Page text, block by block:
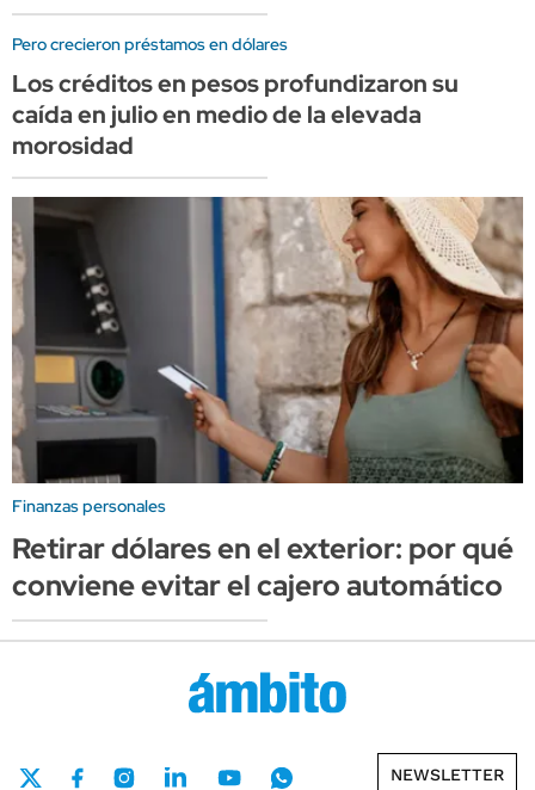
Pero crecieron préstamos en dólares
Los créditos en pesos profundizaron su
caída en julio en medio de la elevada
morosidad
Finanzas personales
Retirar dólares en el exterior: por qué
conviene evitar el cajero automático
NEWSLETTER